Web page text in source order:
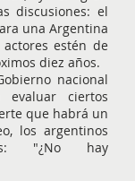
discusiones: el
una Argentina
estén de
diez años.
nacional
ciertos
que habrá un
los argentinos
"¿No hay